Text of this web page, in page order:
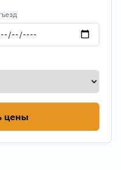
цены